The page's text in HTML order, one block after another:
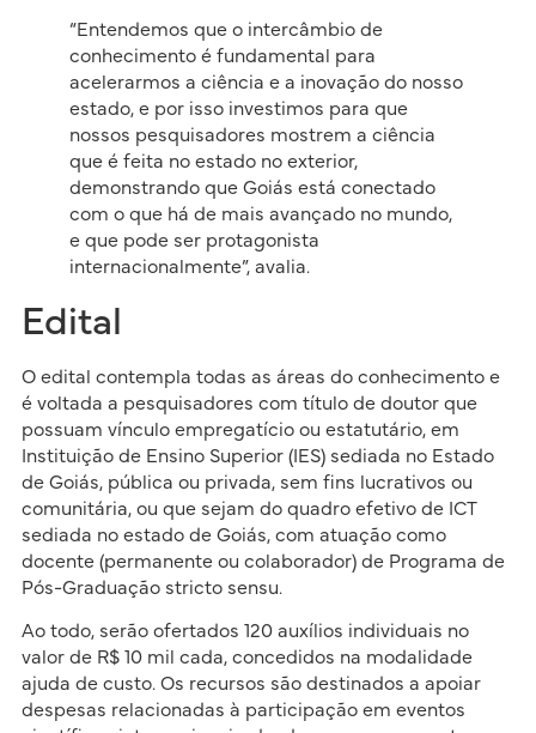
“Entendemos que o intercâmbio de
conhecimento é fundamental para
acelerarmos a ciência e a inovação do nosso
estado, e por isso investimos para que
nossos pesquisadores mostrem a ciência
que é feita no estado no exterior,
demonstrando que Goiás está conectado
com o que há de mais avançado no mundo,
e que pode ser protagonista
internacionalmente”, avalia.
Edital
O edital contempla todas as áreas do conhecimento e
é voltada a pesquisadores com título de doutor que
possuam vínculo empregatício ou estatutário, em
Instituição de Ensino Superior (IES) sediada no Estado
de Goiás, pública ou privada, sem fins lucrativos ou
comunitária, ou que sejam do quadro efetivo de ICT
sediada no estado de Goiás, com atuação como
docente (permanente ou colaborador) de Programa de
Pós-Graduação stricto sensu.
Ao todo, serão ofertados 120 auxílios individuais no
valor de R$ 10 mil cada, concedidos na modalidade
ajuda de custo. Os recursos são destinados a apoiar
despesas relacionadas à participação em eventos